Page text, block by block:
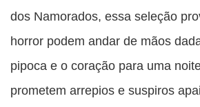
dos Namorados, essa seleção
horror podem andar de mãos
pipoca e o coração para uma
prometem arrepios e suspiros